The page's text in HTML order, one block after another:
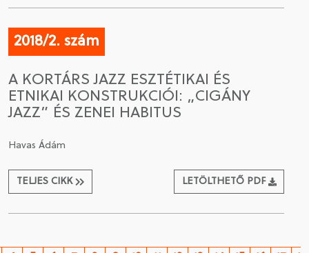
2018/2. szám
A KORTÁRS JAZZ ESZTÉTIKAI ÉS
ETNIKAI KONSTRUKCIÓI: „CIGÁNY
JAZZ” ÉS ZENEI HABITUS
Havas Ádám
TELJES CIKK LETÖLTHETŐ PDF